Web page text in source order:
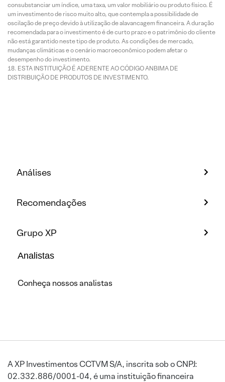
consubstanciar um índice, uma taxa, um valor mobiliário ou produto físico. É
um investimento de risco muito alto, que contempla a possibilidade de
oscilação de preço devido à utilização de alavancagem financeira. A duração
recomendada para o investimento é de curto prazo e o patrimônio do cliente
não está garantido neste tipo de produto. As condições de mercado,
mudanças climáticas e o cenário macroeconômico podem afetar o
desempenho do investimento.
ESTA INSTITUIÇÃO É ADERENTE AO CÓDIGO ANBIMA DE
DISTRIBUIÇÃO DE PRODUTOS DE INVESTIMENTO.
Análises
Recomendações
Grupo XP
Analistas
Conheça nossos analistas
A XP Investimentos CCTVM S/A, inscrita sob o CNPJ:
02.332.886/0001-04, é uma instituição financeira